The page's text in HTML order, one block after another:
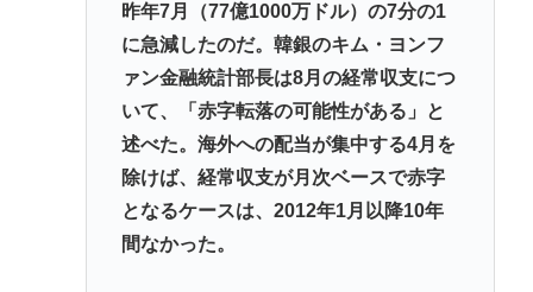
昨年7月（77億1000万ドル）の7分の1
に急減したのだ。韓銀のキム・ヨンフ
ァン金融統計部長は8月の経常収支につ
いて、「赤字転落の可能性がある」と
述べた。海外への配当が集中する4月を
除けば、経常収支が月次ベースで赤字
となるケースは、2012年1月以降10年
間なかった。